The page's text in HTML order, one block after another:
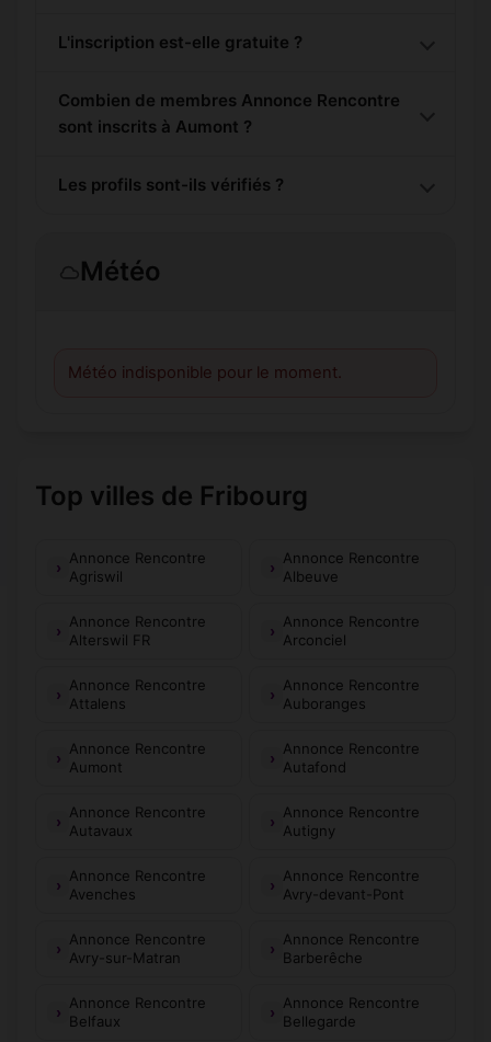
L'inscription est-elle gratuite ?
Combien de membres Annonce Rencontre
sont inscrits à Aumont ?
Les profils sont-ils vérifiés ?
Météo
Météo indisponible pour le moment.
Top villes de Fribourg
Annonce Rencontre
Agriswil
Annonce Rencontre
Albeuve
Annonce Rencontre
Alterswil FR
Annonce Rencontre
Arconciel
Annonce Rencontre
Attalens
Annonce Rencontre
Auboranges
Annonce Rencontre
Aumont
Annonce Rencontre
Autafond
Annonce Rencontre
Autavaux
Annonce Rencontre
Autigny
Annonce Rencontre
Avenches
Annonce Rencontre
Avry-devant-Pont
Annonce Rencontre
Avry-sur-Matran
Annonce Rencontre
Barberêche
Annonce Rencontre
Belfaux
Annonce Rencontre
Bellegarde